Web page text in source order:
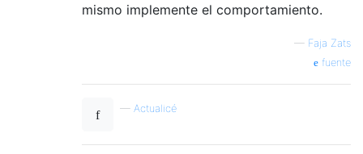
mismo implemente el comportamiento.
— Faja Zats
fuente
— Actualicé